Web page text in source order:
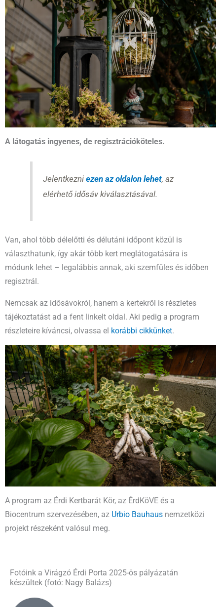
A látogatás ingyenes, de regisztrációköteles.
Jelentkezni ezen az oldalon lehet, az
elérhető idősáv kiválasztásával.
Van, ahol több délelőtti és délutáni időpont közül is
választhatunk, így akár több kert meglátogatására is
módunk lehet – legalábbis annak, aki szemfüles és időben
regisztrál.
Nemcsak az idősávokról, hanem a kertekről is részletes
tájékoztatást ad a fent linkelt oldal. Aki pedig a program
részleteire kíváncsi, olvassa el korábbi cikkünket.
A program az Érdi Kertbarát Kör, az ÉrdKöVE és a
Biocentrum szervezésében, az Urbio Bauhaus nemzetközi
projekt részeként valósul meg.
Fotóink a Virágzó Érdi Porta 2025-ös pályázatán
készültek (fotó: Nagy Balázs)